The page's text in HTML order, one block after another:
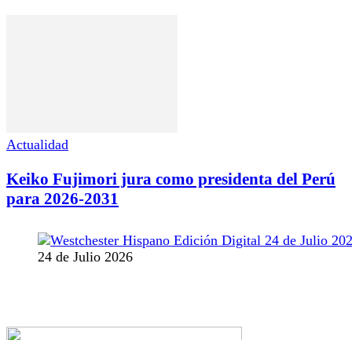
Actualidad
Keiko Fujimori jura como presidenta del Perú
para 2026-2031
24 de Julio 2026